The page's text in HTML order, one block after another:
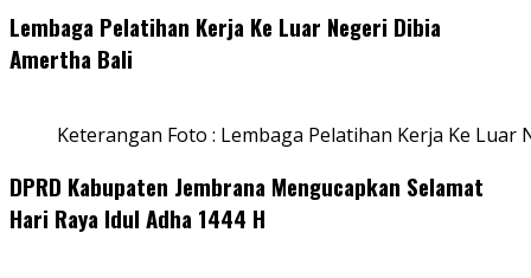
Lembaga Pelatihan Kerja Ke Luar Negeri Dibia
Amertha Bali
Keterangan Foto : Lembaga Pelatihan Kerja Ke Luar
DPRD Kabupaten Jembrana Mengucapkan Selamat
Hari Raya Idul Adha 1444 H